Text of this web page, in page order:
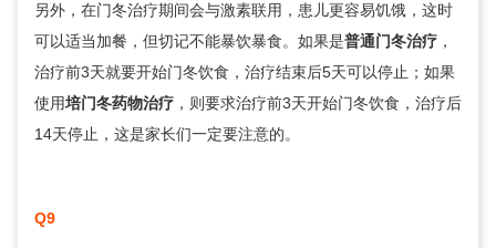
另外，在门冬治疗期间会与激素联用，患儿更容易饥饿，这时
可以适当加餐，但切记不能暴饮暴食。如果是普通门冬治疗 ，
治疗前3天就要开始门冬饮食，治疗结束后5天可以停止；如果
使用培门冬药物治疗 ，则要求治疗前3天开始门冬饮食，治疗后
14天停止，这是家长们一定要注意的。
Q9